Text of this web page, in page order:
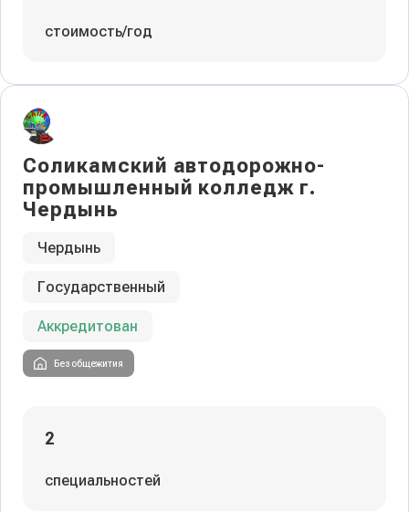
стоимость/год
Соликамский автодорожно-
промышленный колледж г.
Чердынь
Чердынь
Государственный
Аккредитован
Без общежития
2
специальностей